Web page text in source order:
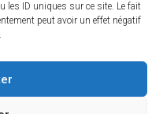
les ID uniques sur ce site. Le fait
peut avoir un effet négatif